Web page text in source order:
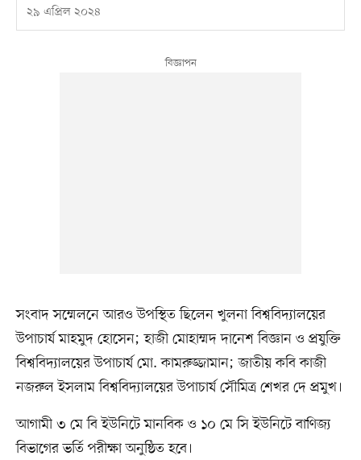
২৯ এপ্রিল ২০২৪
সংবাদ সম্মেলনে আরও উপস্থিত ছিলেন খুলনা বিশ্ববিদ্যালয়ের
উপাচার্য মাহমুদ হোসেন; হাজী মোহাম্মদ দানেশ বিজ্ঞান ও প্রযুক্তি
বিশ্ববিদ্যালয়ের উপাচার্য মো. কামরুজ্জামান; জাতীয় কবি কাজী
নজরুল ইসলাম বিশ্ববিদ্যালয়ের উপাচার্য সৌমিত্র শেখর দে প্রমুখ।
আগামী ৩ মে বি ইউনিটে মানবিক ও ১০ মে সি ইউনিটে বাণিজ্য
বিভাগের ভর্তি পরীক্ষা অনুষ্ঠিত হবে।